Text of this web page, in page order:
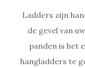
Ladders zijn
de gevel van
panden is het
hangladders te